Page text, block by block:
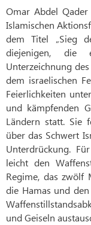
Omar Abdel
Islamischen
dem Titel „Sieg
diejenigen, die
Unterzeichnung
dem israelischen
Feierlichkeiten
und kämpfenden
Ländern statt. Sie
über das Schwert
Unterdrückung.
leicht den
Regime, das zwölf
die Hamas und
und Geiseln